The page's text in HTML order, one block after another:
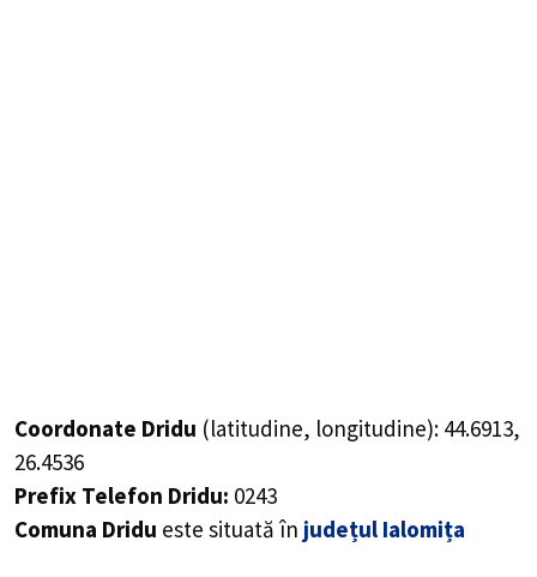
Coordonate Dridu (latitudine, longitudine): 44.6913,
26.4536
Prefix Telefon Dridu: 0243
Comuna Dridu este situată în județul Ialomița